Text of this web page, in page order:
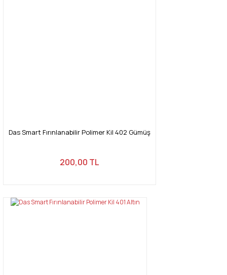
Das Smart Fırınlanabilir Polimer Kil 402 Gümüş
200,00 TL